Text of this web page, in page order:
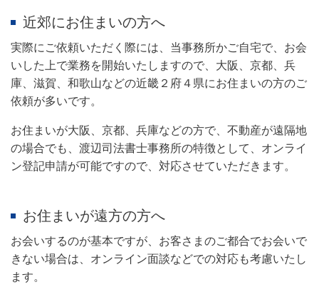
近郊にお住まいの方へ
実際にご依頼いただく際には、当事務所かご自宅で、お会
いした上で業務を開始いたしますので、大阪、京都、兵
庫、滋賀、和歌山などの近畿２府４県にお住まいの方のご
依頼が多いです。
お住まいが大阪、京都、兵庫などの方で、不動産が遠隔地
の場合でも、渡辺司法書士事務所の特徴として、オンライ
ン登記申請が可能ですので、対応させていただきます。
お住まいが遠方の方へ
お会いするのが基本ですが、お客さまのご都合でお会いで
きない場合は、オンライン面談などでの対応も考慮いたし
ます。